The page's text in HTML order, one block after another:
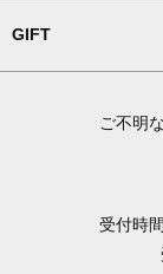
GIFT
ご不明
受付時